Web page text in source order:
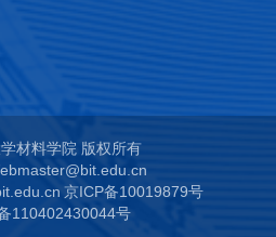
材料学院 版权所有
京ICP备10019879号
110402430044号